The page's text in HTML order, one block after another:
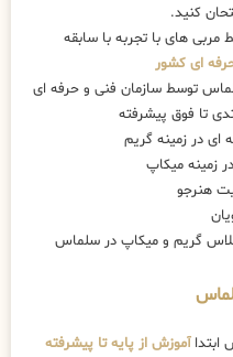
کنید.
های با تجربه با سابقه
ای کشور
توسط سازمان فنی و حرفه ای
ای در زمینه گریم
زمینه میکاپ
هنرجو
گریم و میکاپ در سلماس
ابتداآموزش از پایه تا پیشرفته